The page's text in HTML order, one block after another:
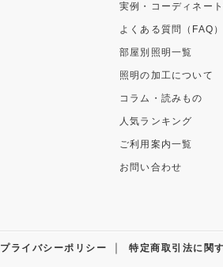
実例・コーディネー
よくある質問（FAQ）
部屋別照明一覧
照明の加工について
コラム・読みもの
人気ランキング
ご利用案内一覧
お問い合わせ
プライバシーポリシー ｜ 特定商取引法に関